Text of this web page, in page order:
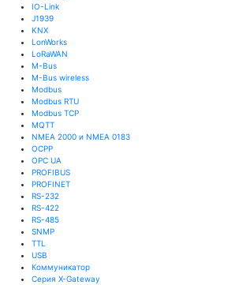
IO-Link
J1939
KNX
LonWorks
LoRaWAN
M-Bus
M-Bus wireless
Modbus
Modbus RTU
Modbus TCP
MQTT
NMEA 2000 и NMEA 0183
OCPP
OPC UA
PROFIBUS
PROFINET
RS-232
RS-422
RS-485
SNMP
TTL
USB
Коммуникатор
Серия X-Gateway